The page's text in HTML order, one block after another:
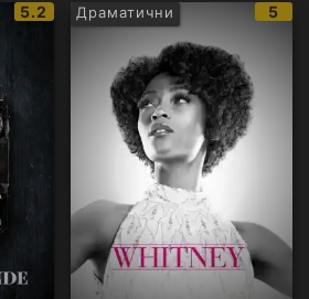
IMDb
рейтинг:
5.2 Драматични 5